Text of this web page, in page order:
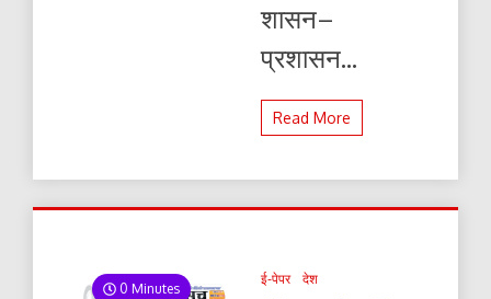
शासन–
प्रशासन...
Read More
0 Minutes
ई-पेपर देश